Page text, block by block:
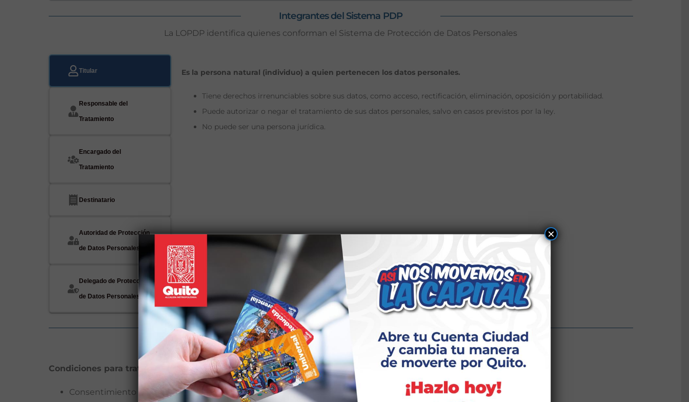
Integrantes del Sistema PDP
La LOPDP identifica quienes conforman el Sistema de Protección de Datos Personales
Titular
Responsable del
Tratamiento
Encargado del
Tratamiento
Destinatario
Autoridad de Protección
de Datos Personales
Delegado de Protección
de Datos Personales
Es la persona natural (individuo) a quien pertenecen los datos personales.
Tiene derechos irrenunciables sobre sus datos, como acceso, rectificación, eliminación, oposición y portabilidad.
Puede autorizar o negar el tratamiento de sus datos personales, salvo en casos previstos por la ley.
No puede ser una persona jurídica.
Bases de Legitimación
La LOPDP identifica quienes conforman el Sistema de Protección de Datos Personales
Condiciones para tratamiento de datos personales:
Consentimiento del Titular.
×